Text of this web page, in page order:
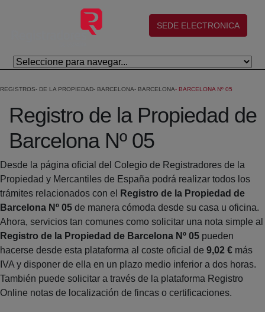
Salta al contingut principal
(abre en nueva ventana)
SEDE ELECTRONICA
REGISTROS DE LA PROPIEDAD BARCELONA BARCELONA BARCELONA Nº 05
Registro de la Propiedad de
Barcelona Nº 05
Desde la página oficial del Colegio de Registradores de la
Propiedad y Mercantiles de España podrá realizar todos los
trámites relacionados con el
Registro de la Propiedad de
Barcelona Nº 05 de manera cómoda desde su casa u oficina.
Ahora, servicios tan comunes como solicitar una nota simple al
Registro de la Propiedad de Barcelona Nº 05 pueden
hacerse desde esta plataforma al coste oficial de 9,02 € más
IVA y disponer de ella en un plazo medio inferior a dos horas.
También puede solicitar a través de la plataforma Registro
Online notas de localización de fincas o certificaciones.